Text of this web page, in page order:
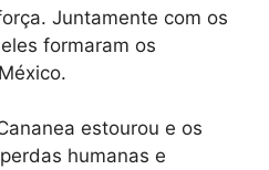
Juntamente com os
formaram os
estourou e os
humanas e